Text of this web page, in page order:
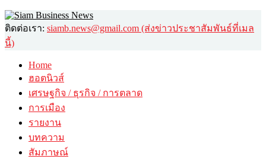
ติดต่อเรา: siamb.news@gmail.com (ส่งข่าวประชาสัมพันธ์ที่เมล
นี้)
Home
ฮอตนิวส์
เศรษฐกิจ / ธุรกิจ / การตลาด
การเมือง
รายงาน
บทความ
สัมภาษณ์